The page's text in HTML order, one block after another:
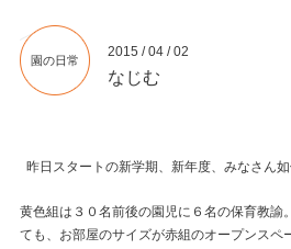
園の日常
2015 / 04 / 02
なじむ
昨日スタートの新学期、新年度、みなさん如
黄色組は３０名前後の園児に６名の保育教諭
ても、お部屋のサイズが赤組のオープンスペ